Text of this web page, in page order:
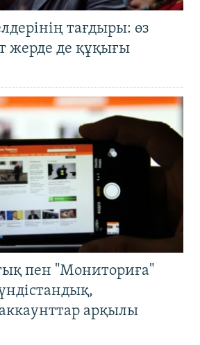
тағдыры: өз
жерде де құқығы
пен "Мониториға"
арқылы